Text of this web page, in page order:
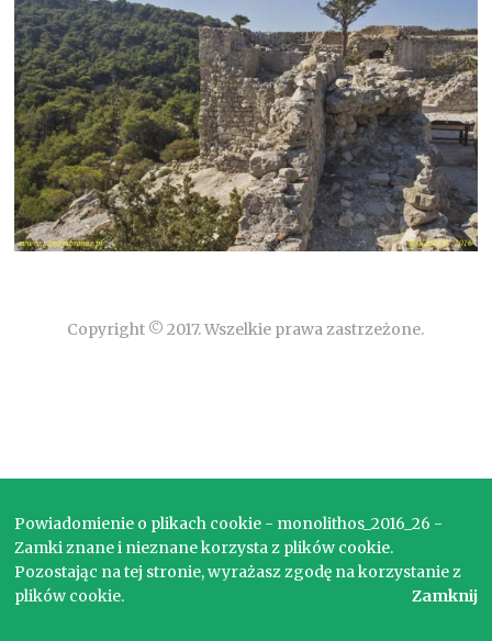
Copyright © 2017. Wszelkie prawa zastrzeżone.
Powiadomienie o plikach cookie - monolithos_2016_26 -
Zamki znane i nieznane korzysta z plików cookie.
Pozostając na tej stronie, wyrażasz zgodę na korzystanie z
plików cookie.
Zamknij